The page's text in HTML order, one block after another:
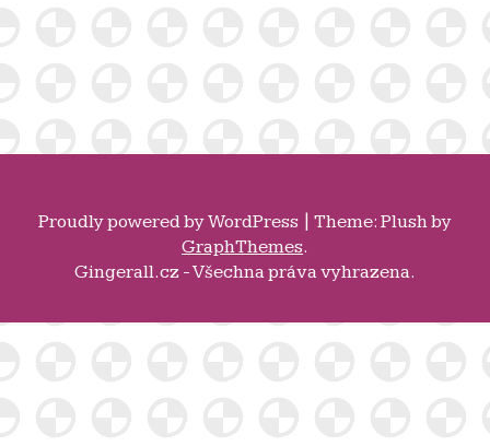
Proudly powered byWordPress
Theme: Plush by
GraphThemes.
Gingerall.cz - Všechna práva vyhrazena.